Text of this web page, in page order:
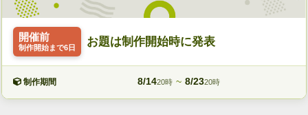
開催前
制作開始まで6日 お題は制作開始時に発表
制作期間 8/1420時 ~ 8/2320時